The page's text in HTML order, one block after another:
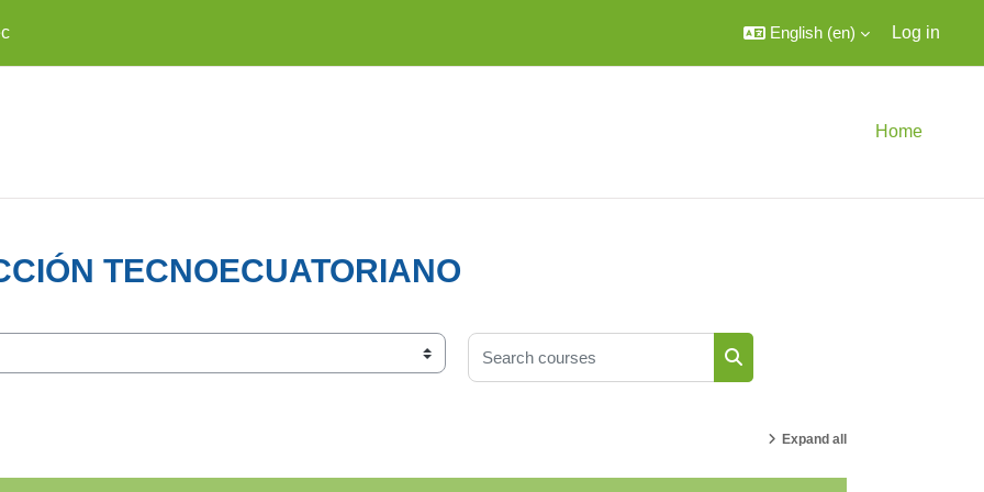
English ‎(en)‎ Log in
Home
TECNOECUATORIANO
Search courses
Expand all